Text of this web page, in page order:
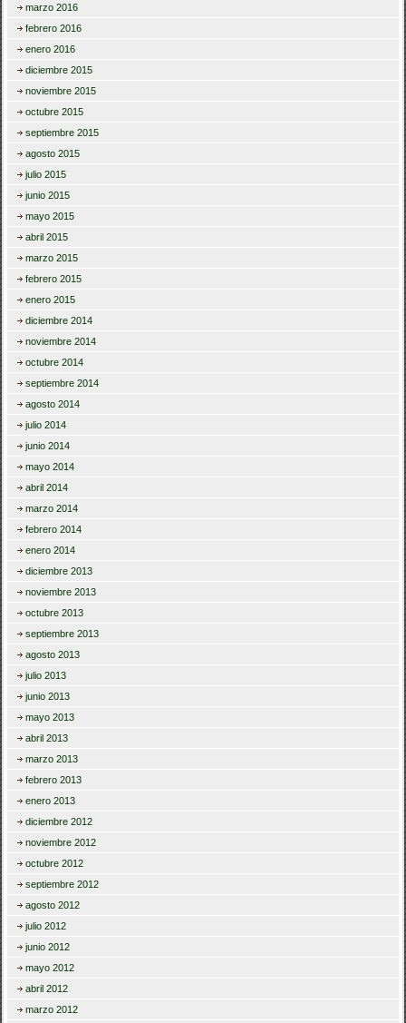
marzo 2016
febrero 2016
enero 2016
diciembre 2015
noviembre 2015
octubre 2015
septiembre 2015
agosto 2015
julio 2015
junio 2015
mayo 2015
abril 2015
marzo 2015
febrero 2015
enero 2015
diciembre 2014
noviembre 2014
octubre 2014
septiembre 2014
agosto 2014
julio 2014
junio 2014
mayo 2014
abril 2014
marzo 2014
febrero 2014
enero 2014
diciembre 2013
noviembre 2013
octubre 2013
septiembre 2013
agosto 2013
julio 2013
junio 2013
mayo 2013
abril 2013
marzo 2013
febrero 2013
enero 2013
diciembre 2012
noviembre 2012
octubre 2012
septiembre 2012
agosto 2012
julio 2012
junio 2012
mayo 2012
abril 2012
marzo 2012